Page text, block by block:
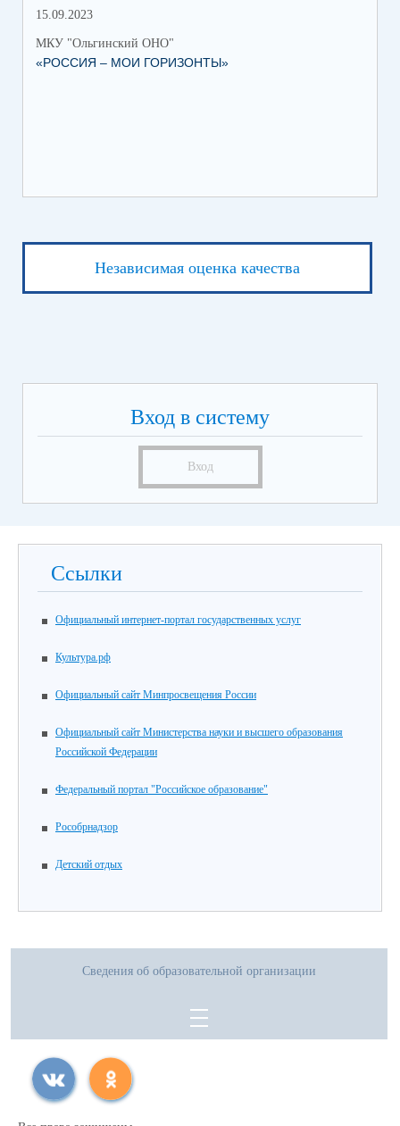
15.09.2023
МКУ "Ольгинский ОНО"
«РОССИЯ – МОИ ГОРИЗОНТЫ»
Независимая оценка качества
Вход в систему
Вход
Ссылки
Официальный интернет-портал государственных услуг
Культура.рф
Официальный сайт Минпросвещения России
Официальный сайт Министерства науки и высшего образования
Российской Федерации
Федеральный портал "Российское образование"
Рособрнадзор
Детский отдых
Сведения об образовательной организации